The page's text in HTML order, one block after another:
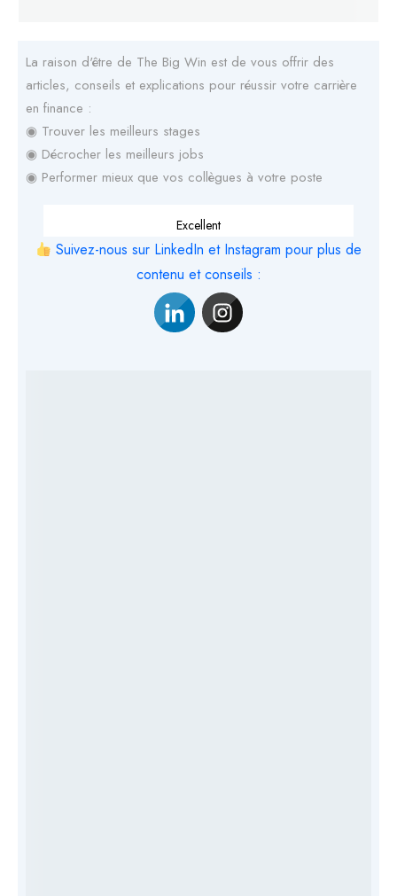
La raison d'être de The Big Win est de vous offrir des
articles, conseils et explications pour réussir votre carrière
en finance :
◉ Trouver les meilleurs stages
◉ Décrocher les meilleurs jobs
◉ Performer mieux que vos collègues à votre poste
Excellent
Suivez-nous sur LinkedIn et Instagram pour plus de
contenu et conseils :